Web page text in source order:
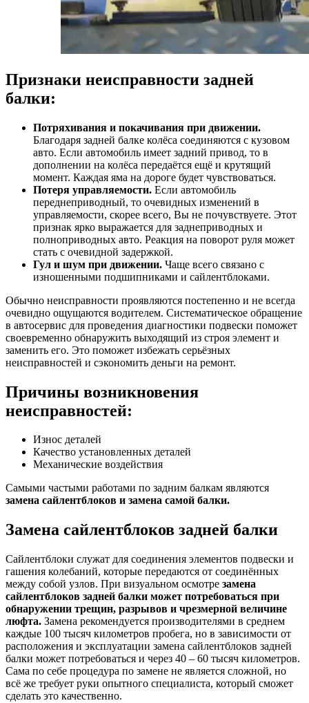
Признаки неисправности задней
балки:
Потряхивания и покачивания при движении.
Благодаря задней балке колёса соединяются с кузовом
авто. Если автомобиль имеет задний привод, то в
дополнении на колёса передаётся ещё и крутящий
момент. Каждая яма на дороге будет чувствоваться.
Потеря управляемости. Если автомобиль
переднеприводный, то очевидных изменений в
управляемости, скорее всего, Вы не почувствуете. Этот
признак ярко выражается для заднеприводных и
полноприводных авто. Реакция на поворот руля может
стать с очевидной задержкой.
Гул и шум при движении. Чаще всего связано с
изношенными подшипниками и сайлентблоками.
Обычно неисправности проявляются постепенно и не всегда
очевидно ощущаются водителем. Систематическое обращение
в автосервис для проведения диагностики подвески поможет
своевременно обнаружить выходящий из строя элемент и
заменить его. Это поможет избежать серьёзных
неисправностей и сэкономить деньги на ремонт.
Причины возникновения
неисправностей:
Износ деталей
Качество установленных деталей
Механические воздействия
Самыми частыми работами по задним балкам являются
замена сайлентблоков и замена самой балки.
Замена сайлентблоков задней балки
Сайлентблоки служат для соединения элементов подвески и
гашения колебаний, которые передаются от соединённых
между собой узлов. При визуальном осмотре замена
сайлентблоков задней балки может потребоваться при
обнаружении трещин, разрывов и чрезмерной величине
люфта. Замена рекомендуется производителями в среднем
каждые 100 тысяч километров пробега, но в зависимости от
расположения и эксплуатации замена сайлентблоков задней
балки может потребоваться и через 40 – 60 тысяч километров.
Сама по себе процедура по замене не является сложной, но
всё же требует руки опытного специалиста, который сможет
сделать это качественно.